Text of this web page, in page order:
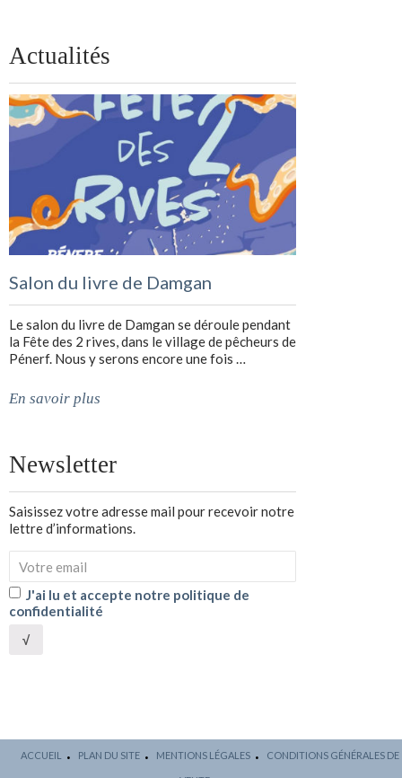
Actualités
Salon du livre de Damgan
Le salon du livre de Damgan se déroule pendant
la Fête des 2 rives, dans le village de pêcheurs de
Pénerf. Nous y serons encore une fois …
En savoir plus
Newsletter
Saisissez votre adresse mail pour recevoir notre
lettre d’informations.
J'ai lu et accepte notre politique de
confidentialité
√
ACCUEIL PLAN DU SITE MENTIONS LÉGALES CONDITIONS GÉNÉRALES DE